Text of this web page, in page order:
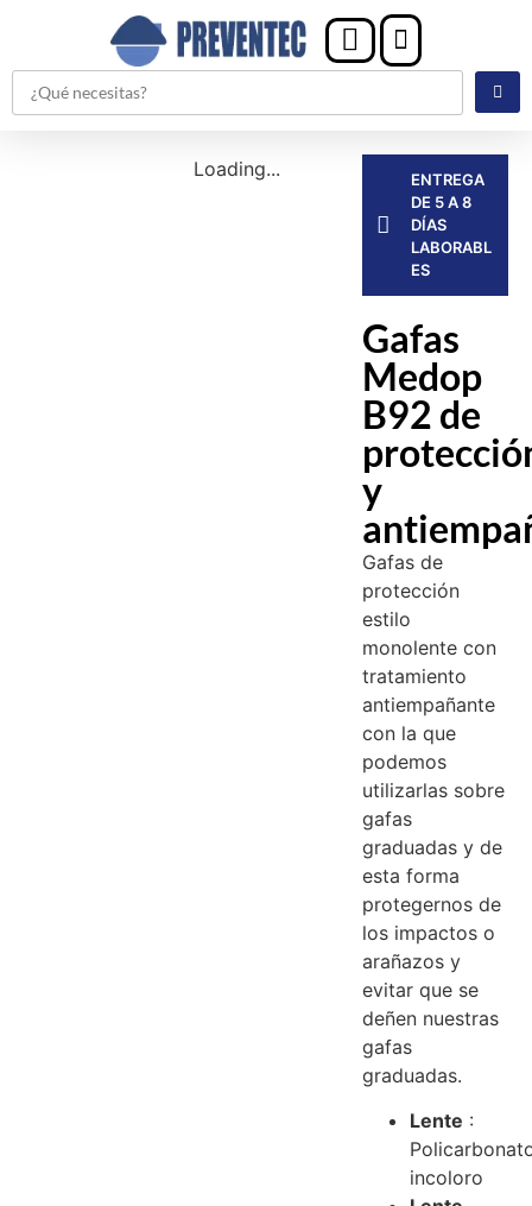
Loading...
ENTREGA
DE 5 A 8
DÍAS
LABORABL
ES
Gafas
Medop
B92 de
y
Gafas de
protección
estilo
monolente con
tratamiento
antiempañante
con la que
podemos
utilizarlas sobre
gafas
graduadas y de
esta forma
protegernos de
los impactos o
arañazos y
evitar que se
deñen nuestras
gafas
graduadas.
Lente :
incoloro